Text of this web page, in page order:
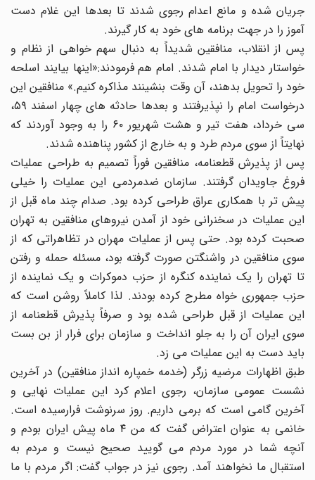
جریان شده و مانع اعدام رجوی شدند تا بعدها این غلام دست
آموز را در جهت برنامه های خود به کار گیرند.
پس از انقلاب، منافقین شدیداً به دنبال سهم خواهی از نظام و
خواستار دیدار با امام شدند. امام هم فرمودند:«اینها بیایند اسلحه
خود را تحویل بدهند، آن وقت بنشینند مذاکره کنیم.» منافقین این
درخواست امام را نپذیرفتند و بعدها حادثه های چهار اسفند ۵۹،
سی خرداد، هفت تیر و هشت شهریور ۶۰ را به وجود آوردند که
نهایتاً از سوی مردم طرد و به خارج از کشور پناهنده شدند.
پس از پذیرش قطعنامه، منافقین فوراً تصمیم به طراحی عملیات
فروغ جاویدان گرفتند. سازمان ضدمردمی این عملیات را خیلی
پیش تر با همکاری عراق طراحی کرده بود. صدام چند ماه قبل از
این عملیات در سخنرانی خود از آمدن نیروهای منافقین به تهران
صحبت کرده بود. حتی پس از عملیات مهران در تظاهراتی که از
سوی منافقین در واشنگتن صورت گرفته بود، مسئله حمله و رفتن
تا تهران را یک نماینده کنگره از حزب دموکرات و یک نماینده از
حزب جمهوری خواه مطرح کرده بودند. لذا کاملاً روشن است که
این عملیات از قبل طراحی شده بود و صرفاً پذیرش قطعنامه از
سوی ایران آن را به جلو انداخت و سازمان برای فرار از بن بست
باید دست به این عملیات می زد.
طبق اظهارات مرضیه زرگر (خدمه خمپاره انداز منافقین) در آخرین
نشست عمومی سازمان، رجوی اعلام کرد این عملیات نهایی و
آخرین گامی است که برمی داریم. روز سرنوشت فرارسیده است.
خانمی به عنوان اعتراض گفت که من ۴ ماه پیش ایران بودم و
آنچه شما در مورد مردم می گویید صحیح نیست و مردم به
استقبال ما نخواهند آمد. رجوی نیز در جواب گفت: اگر مردم با ما